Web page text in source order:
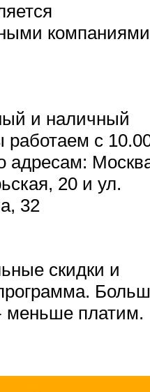
компаниями
и наличный
работаем с
адресам:
20 и ул.
32
скидки и
меньше платим.